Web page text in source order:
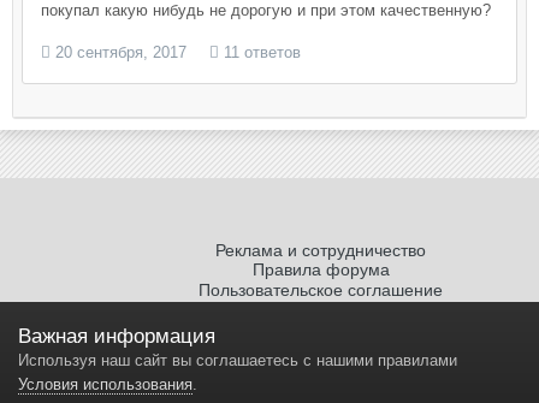
покупал какую нибудь не дорогую и при этом качественную?
20 сентября, 2017 11 ответов
Реклама и сотрудничество
Правила форума
Пользовательское соглашение
Важная информация
Используя наш сайт вы соглашаетесь с нашими правилами
Условия использования.